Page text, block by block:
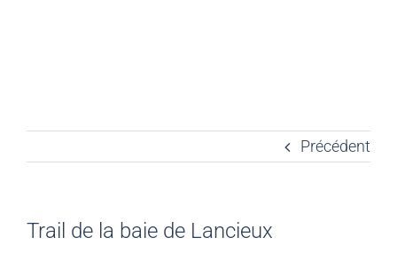
Précédent
Trail de la baie de Lancieux